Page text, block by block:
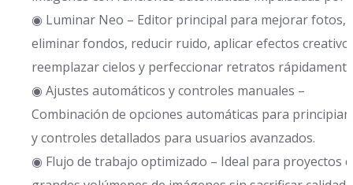
◉ Luminar Neo – Editor principal para mejorar fotos,
eliminar fondos, reducir ruido, aplicar efectos
reemplazar cielos y perfeccionar retratos
◉ Ajustes automáticos y controles manuales –
Combinación de opciones automáticas para
y controles detallados para usuarios avanzados.
◉ Flujo de trabajo optimizado – Ideal para proyectos